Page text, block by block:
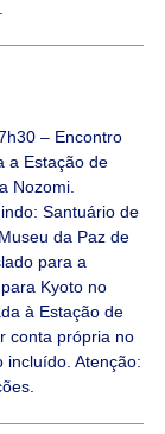
– Encontro
a Estação de
Nozomi.
Santuário de
da Paz de
para a
Kyoto no
à Estação de
conta própria no
incluído. Atenção: